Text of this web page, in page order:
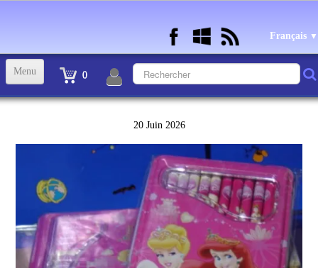
Français ▼
0
Menu
STATUETTES BD RESINE et PLOMB▼
ANDRE FRANQUIN OBJETS ET VETEMENTS▼
BECASSINE OU BETTY BOOP OBJETS ET VETEMENTS ▼
20 Juin 2026